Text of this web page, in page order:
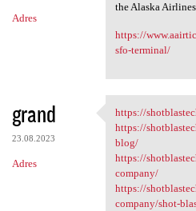
Adres
the Alaska
https://
sfo-terminal/
grand
23.08.2023
Adres
https://
https://
https://
blog/
https://
company/
https://
company/shot-